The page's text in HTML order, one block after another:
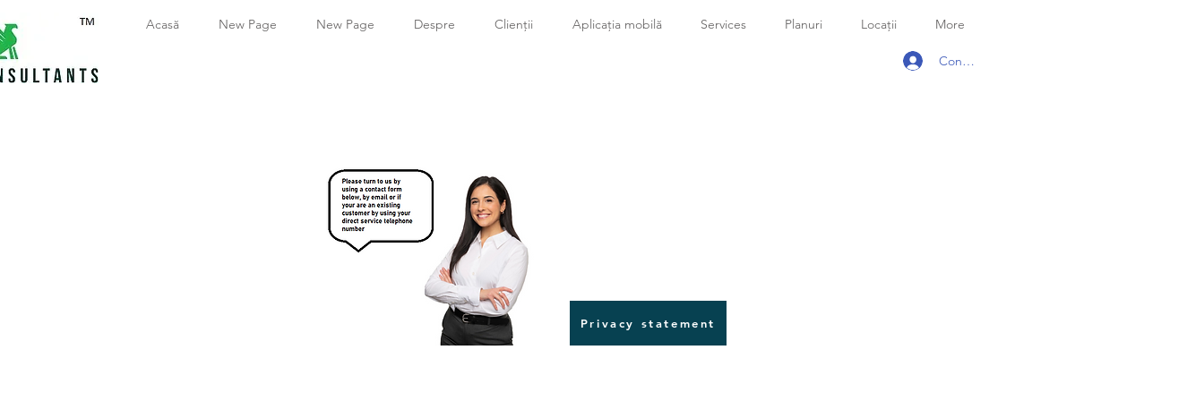
Acasă New Page New Page Despre Clienții Aplicația mobilă Services Planuri Locații More
Conectează-te
Privacy statement